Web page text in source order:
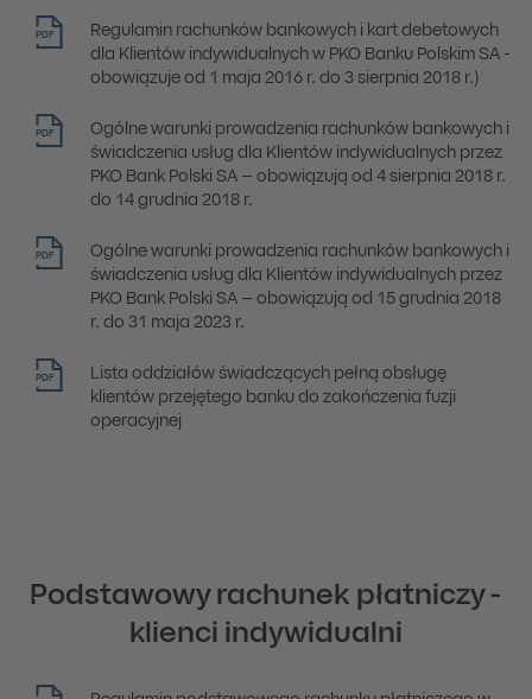
PDF
Regulamin rachunków bankowych i kart debetowych
dla Klientów indywidualnych w PKO Banku Polskim SA -
obowiązuje od 1 maja 2016 r. do 3 sierpnia 2018 r.)
PDF
Ogólne warunki prowadzenia rachunków bankowych i
świadczenia usług dla Klientów indywidualnych przez
PKO Bank Polski SA – obowiązują od 4 sierpnia 2018 r.
do 14 grudnia 2018 r.
PDF
Ogólne warunki prowadzenia rachunków bankowych i
świadczenia usług dla Klientów indywidualnych przez
PKO Bank Polski SA – obowiązują od 15 grudnia 2018
r. do 31 maja 2023 r.
PDF
Lista oddziałów świadczących pełną obsługę
klientów przejętego banku do zakończenia fuzji
operacyjnej
Podstawowy rachunek płatniczy -
klienci indywidualni